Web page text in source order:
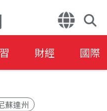
財經 國際
蘇達州